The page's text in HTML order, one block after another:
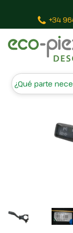
+34
4E0953513A